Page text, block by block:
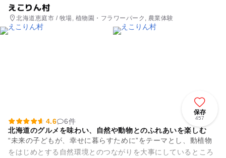
えこりん村
北海道恵庭市 / 牧場, 植物園・フラワーパーク, 農業体験
保存
457
4.6
6件
北海道のグルメを味わい、自然や動物とのふれあいを楽しむ
“未来の子どもが、幸せに暮らすために”をテーマとし、動植物
をはじめとする自然環境とのつながりを大事にしているところ